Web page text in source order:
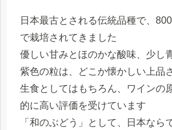
日本最古とされる伝統品種で、
で栽培されてきました
優しい甘みとほのかな酸味、少し
紫色の粒は、どこか懐かしい上品
生食としてはもちろん、ワインの
的に高い評価を受けています
「和のぶどう」として、日本なら